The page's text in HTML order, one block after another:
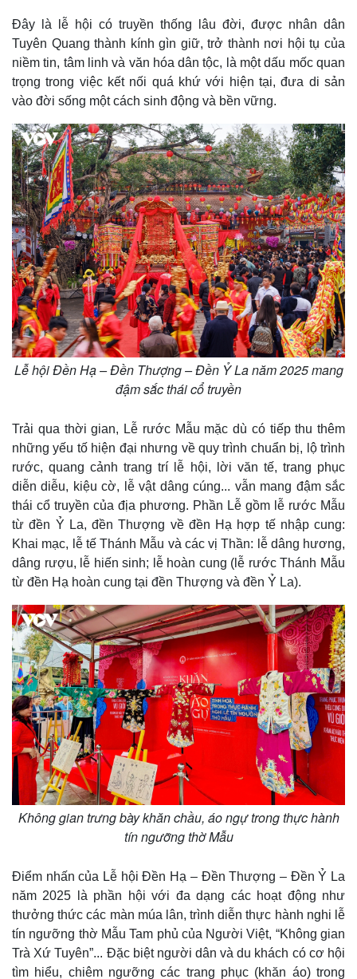
Cuộc sống đó đây
Hồ sơ
Ảnh
E-Magazine
Infographic
Bất động sản
Khởi nghiệp
Giá vàng
Tiêu dùng
Tỷ giá
Chứng khoán
Giá cà phê
Đây là lễ hội có truyền thống lâu đời, được nhân dân
Tuyên Quang thành kính gìn giữ, trở thành nơi hội tụ của
niềm tin, tâm linh và văn hóa dân tộc, là một dấu mốc quan
trọng trong việc kết nối quá khứ với hiện tại, đưa di sản
vào đời sống một cách sinh động và bền vững.
Lễ hội Đền Hạ – Đền Thượng – Đền Ỷ La năm 2025 mang
đậm sắc thái cổ truyền
Trải qua thời gian, Lễ rước Mẫu mặc dù có tiếp thu thêm
những yếu tố hiện đại nhưng về quy trình chuẩn bị, lộ trình
rước, quang cảnh trang trí lễ hội, lời văn tế, trang phục
diễn diễu, kiệu cờ, lễ vật dâng cúng... vẫn mang đậm sắc
thái cổ truyền của địa phương. Phần Lễ gồm lễ rước Mẫu
từ đền Ỷ La, đền Thượng về đền Hạ hợp tế nhập cung:
Khai mạc, lễ tế Thánh Mẫu và các vị Thần: lễ dâng hương,
dâng rượu, lễ hiến sinh; lễ hoàn cung (lễ rước Thánh Mẫu
từ đền Hạ hoàn cung tại đền Thượng và đền Ỷ La).
Không gian trưng bày khăn chầu, áo ngự trong thực hành
tín ngưỡng thờ Mẫu
Điểm nhấn của Lễ hội Đền Hạ – Đền Thượng – Đền Ỷ La
năm 2025 là phần hội với đa dạng các hoạt động như
thưởng thức các màn múa lân, trình diễn thực hành nghi lễ
tín ngưỡng thờ Mẫu Tam phủ của Người Việt, “Không gian
Trà Xứ Tuyên”... Đặc biệt người dân và du khách có cơ hội
tìm hiểu, chiêm ngưỡng các trang phục (khăn áo) trong